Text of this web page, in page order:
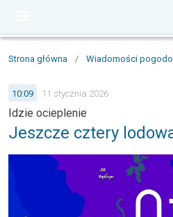
Strona główna / Wiadomości
10:09 11 stycznia 2026
Idzie ocieplenie
Jeszcze cztery